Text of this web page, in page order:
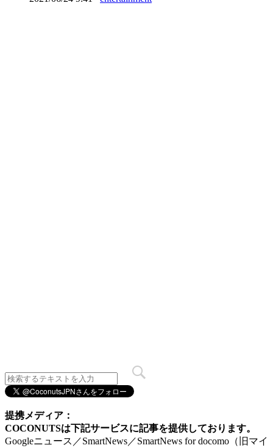
提携メディア：
COCONUTSは下記サービスに記事を提供しております。
Googleニュース／SmartNews／SmartNews for docomo（旧マイ